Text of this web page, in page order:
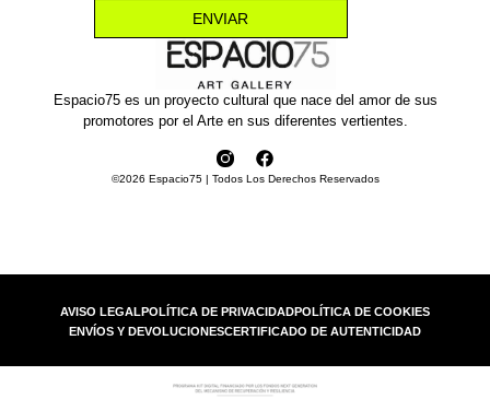
Espacio75 es un proyecto cultural que nace del amor de sus
promotores por el Arte en sus diferentes vertientes.
©2026 Espacio75 | Todos Los Derechos Reservados
ENVIAR
AVISO LEGAL POLÍTICA DE PRIVACIDADPOLÍTICA DE COOKIES
ENVÍOS Y DEVOLUCIONESCERTIFICADO DE AUTENTICIDAD